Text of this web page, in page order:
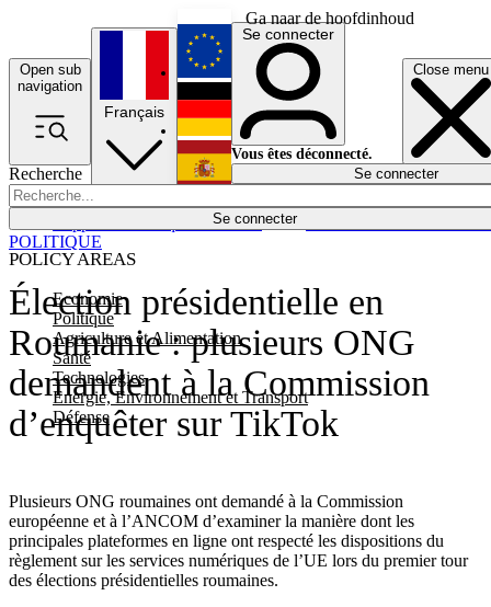
Ga naar de hoofdinhoud
Open sub
navigation
Close menu
Recherche
Se connecter
POLICY AREAS
Economie
Politique
Agriculture et Alimentation
Santé
Technologies
Energie, Environnement et Transport
Défense
Économie
Français
English
Deutsch
Español
Se connecter
Vous êtes déconnecté.
Se connecter
Élection présidentielle en
Roumanie : plusieurs ONG
demandent à la Commission
d’enquêter sur TikTok
Plusieurs ONG roumaines ont demandé à la Commission
européenne et à l’ANCOM d’examiner la manière dont les
principales plateformes en ligne ont respecté les dispositions du
règlement sur les services numériques de l’UE lors du premier tour
des élections présidentielles roumaines.
POLITIQUE